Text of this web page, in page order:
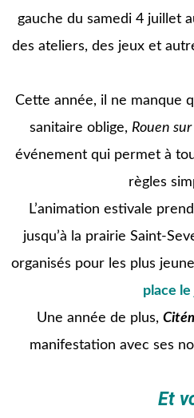
gauche du samedi 4 juillet
des ateliers, des jeux et
Cette année, il ne manque
sanitaire oblige, Rouen
événement qui permet à
règles
L’animation estivale
jusqu’à la prairie Saint-
organisés pour les plus
place
Une année de plus,
manifestation avec ses
Et